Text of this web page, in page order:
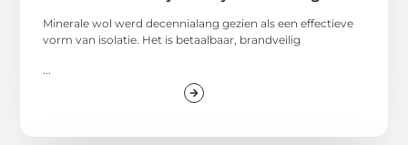
Minerale wol werd decennialang gezien als een effectieve
vorm van isolatie. Het is betaalbaar, brandveilig